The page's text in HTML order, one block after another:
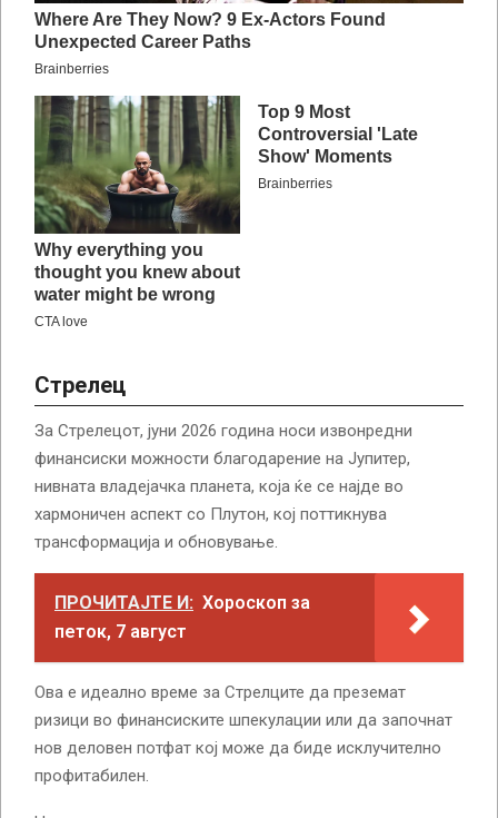
Стрелец
За Стрелецот, јуни 2026 година носи извонредни
финансиски можности благодарение на Јупитер,
нивната владејачка планета, која ќе се најде во
хармоничен аспект со Плутон, кој поттикнува
трансформација и обновување.
ПРОЧИТАЈТЕ И: Хороскоп за
петок, 7 август
Ова е идеално време за Стрелците да преземат
ризици во финансиските шпекулации или да започнат
нов деловен потфат кој може да биде исклучително
профитабилен.